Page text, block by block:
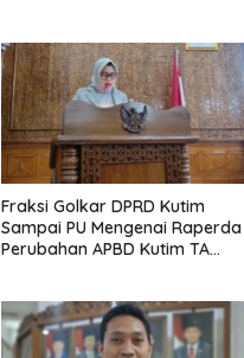
Fraksi Golkar DPRD Kutim
Sampai PU Mengenai Raperda
Perubahan APBD Kutim TA